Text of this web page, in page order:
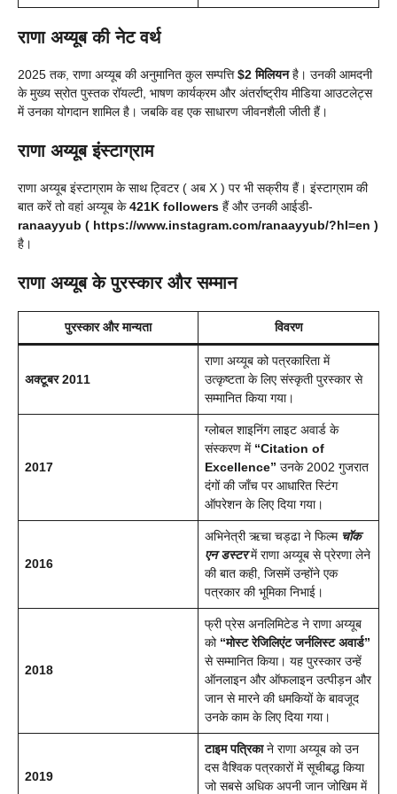
राणा अय्यूब की नेट वर्थ
2025 तक, राणा अय्यूब की अनुमानित कुल सम्पत्ति$2 मिलियनहै। उनकी आमदनी
के मुख्य स्रोत पुस्तक रॉयल्टी, भाषण कार्यक्रम और अंतर्राष्ट्रीय मीडिया आउटलेट्स
में उनका योगदान शामिल है। जबकि वह एक साधारण जीवनशैली जीती हैं।
राणा अय्यूब इंस्टाग्राम
राणा अय्यूब इंस्टाग्राम के साथ ट्विटर ( अब X ) पर भी सक्रीय हैं। इंस्टाग्राम की
बात करें तो वहां अय्यूब के421K followers हैं और उनकी आईडी-
ranaayyub ( https://www.instagram.com/ranaayyub/?hl=en )
है।
राणा अय्यूब के पुरस्कार और सम्मान
पुरस्कार और मान्यता विवरण
अक्टूबर 2011
राणा अय्यूब को पत्रकारिता में
उत्कृष्टता के लिए संस्कृती पुरस्कार से
सम्मानित किया गया।
2017
ग्लोबल शाइनिंग लाइट अवार्ड के
संस्करण में “Citation of
Excellence” उनके 2002 गुजरात
दंगों की जाँच पर आधारित स्टिंग
ऑपरेशन के लिए दिया गया।
2016
अभिनेत्री ऋचा चड्ढा ने फिल्म चॉक
एन डस्टर में राणा अय्यूब से प्रेरणा लेने
की बात कही, जिसमें उन्होंने एक
पत्रकार की भूमिका निभाई।
2018
फ्री प्रेस अनलिमिटेड ने राणा अय्यूब
को “मोस्ट रेजिलिएंट जर्नलिस्ट अवार्ड”
से सम्मानित किया। यह पुरस्कार उन्हें
ऑनलाइन और ऑफलाइन उत्पीड़न और
जान से मारने की धमकियों के बावजूद
उनके काम के लिए दिया गया।
2019
टाइम पत्रिकाने राणा अय्यूब को उन
दस वैश्विक पत्रकारों में सूचीबद्ध किया
जो सबसे अधिक अपनी जान जोखिम में